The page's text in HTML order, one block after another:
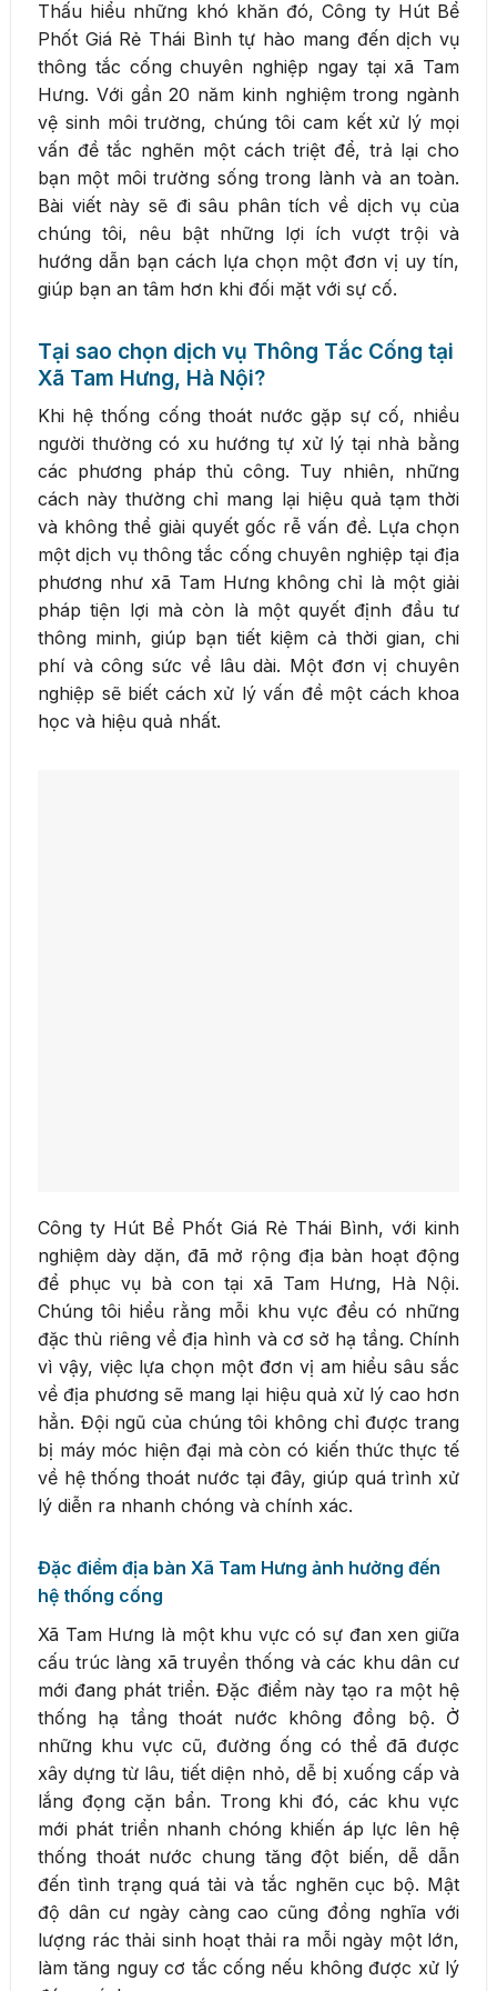
Thấu hiểu những khó khăn đó, Công ty Hút Bể
Phốt Giá Rẻ Thái Bình tự hào mang đến dịch vụ
thông tắc cống chuyên nghiệp ngay tại xã Tam
Hưng. Với gần 20 năm kinh nghiệm trong ngành
vệ sinh môi trường, chúng tôi cam kết xử lý mọi
vấn đề tắc nghẽn một cách triệt để, trả lại cho
bạn một môi trường sống trong lành và an toàn.
Bài viết này sẽ đi sâu phân tích về dịch vụ của
chúng tôi, nêu bật những lợi ích vượt trội và
hướng dẫn bạn cách lựa chọn một đơn vị uy tín,
giúp bạn an tâm hơn khi đối mặt với sự cố.
Tại sao chọn dịch vụ Thông Tắc Cống tại
Xã Tam Hưng, Hà Nội?
Khi hệ thống cống thoát nước gặp sự cố, nhiều
người thường có xu hướng tự xử lý tại nhà bằng
các phương pháp thủ công. Tuy nhiên, những
cách này thường chỉ mang lại hiệu quả tạm thời
và không thể giải quyết gốc rễ vấn đề. Lựa chọn
một dịch vụ thông tắc cống chuyên nghiệp tại địa
phương như xã Tam Hưng không chỉ là một giải
pháp tiện lợi mà còn là một quyết định đầu tư
thông minh, giúp bạn tiết kiệm cả thời gian, chi
phí và công sức về lâu dài. Một đơn vị chuyên
nghiệp sẽ biết cách xử lý vấn đề một cách khoa
học và hiệu quả nhất.
Công ty Hút Bể Phốt Giá Rẻ Thái Bình, với kinh
nghiệm dày dặn, đã mở rộng địa bàn hoạt động
để phục vụ bà con tại xã Tam Hưng, Hà Nội.
Chúng tôi hiểu rằng mỗi khu vực đều có những
đặc thù riêng về địa hình và cơ sở hạ tầng. Chính
vì vậy, việc lựa chọn một đơn vị am hiểu sâu sắc
về địa phương sẽ mang lại hiệu quả xử lý cao hơn
hẳn. Đội ngũ của chúng tôi không chỉ được trang
bị máy móc hiện đại mà còn có kiến thức thực tế
về hệ thống thoát nước tại đây, giúp quá trình xử
lý diễn ra nhanh chóng và chính xác.
Đặc điểm địa bàn Xã Tam Hưng ảnh hưởng đến
hệ thống cống
Xã Tam Hưng là một khu vực có sự đan xen giữa
cấu trúc làng xã truyền thống và các khu dân cư
mới đang phát triển. Đặc điểm này tạo ra một hệ
thống hạ tầng thoát nước không đồng bộ. Ở
những khu vực cũ, đường ống có thể đã được
xây dựng từ lâu, tiết diện nhỏ, dễ bị xuống cấp và
lắng đọng cặn bẩn. Trong khi đó, các khu vực
mới phát triển nhanh chóng khiến áp lực lên hệ
thống thoát nước chung tăng đột biến, dễ dẫn
đến tình trạng quá tải và tắc nghẽn cục bộ. Mật
độ dân cư ngày càng cao cũng đồng nghĩa với
lượng rác thải sinh hoạt thải ra mỗi ngày một lớn,
làm tăng nguy cơ tắc cống nếu không được xử lý